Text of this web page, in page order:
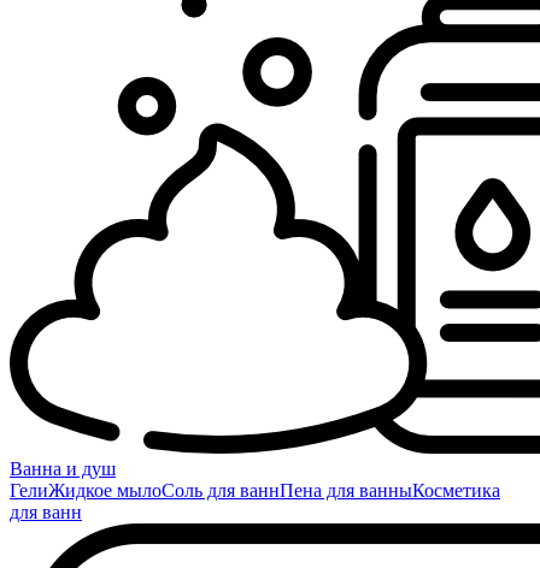
Ванна и душ
ГелиЖидкое мылоСоль для ваннПена для ванныКосметика
для ванн